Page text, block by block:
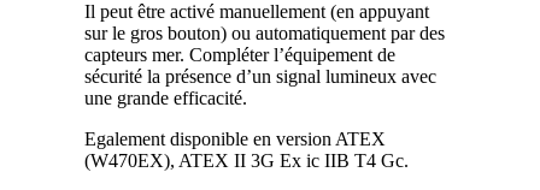
Il peut être activé manuellement (en appuyant
sur le gros bouton) ou automatiquement par des
capteurs mer. Compléter l’équipement de
sécurité la présence d’un signal lumineux avec
une grande efficacité.
Egalement disponible en version ATEX
(W470EX), ATEX II 3G Ex ic IIB T4 Gc.